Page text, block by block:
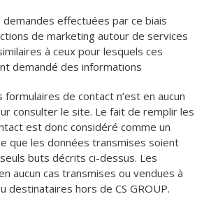
effectuées par ce biais
de marketing autour de services
à ceux pour lesquels ces
demandé des informations
formulaires de contact n’est en aucun
consulter le site. Le fait de remplir les
est donc considéré comme un
que les données transmises soient
buts décrits ci-dessus. Les
aucun cas transmises ou vendues à
destinataires hors de CS GROUP.